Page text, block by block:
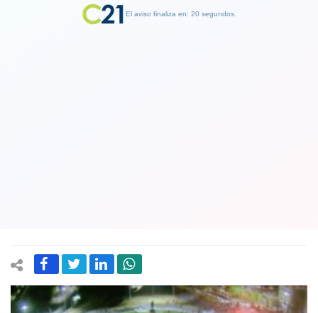
El aviso finaliza en: 19 segundos.